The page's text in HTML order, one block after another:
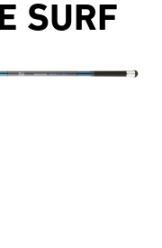
SURF